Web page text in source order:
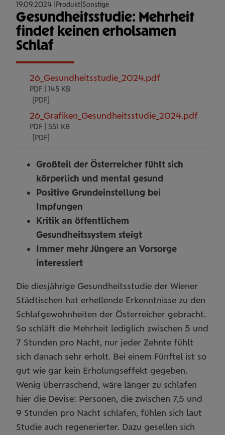
19.09.2024 Produkt Sonstige
Gesundheitsstudie: Mehrheit
findet keinen erholsamen
Schlaf
26_Gesundheitsstudie_2024.pdf
PDF | 145 KB
26_Grafiken_Gesundheitsstudie_2024.pdf
PDF | 551 KB
Großteil der Österreicher fühlt sich
körperlich und mental gesund
Positive Grundeinstellung bei
Impfungen
Kritik an öffentlichem
Gesundheitssystem steigt
Immer mehr Jüngere an Vorsorge
interessiert
Die diesjährige Gesundheitsstudie der Wiener
Städtischen hat erhellende Erkenntnisse zu den
Schlafgewohnheiten der Österreicher gebracht.
So schläft die Mehrheit lediglich zwischen 5 und
7 Stunden pro Nacht, nur jeder Zehnte fühlt
sich danach sehr erholt. Bei einem Fünftel ist so
gut wie gar kein Erholungseffekt gegeben.
Wenig überraschend, wäre länger zu schlafen
hier die Devise: Personen, die zwischen 7,5 und
9 Stunden pro Nacht schlafen, fühlen sich laut
Studie auch regenerierter. Dazu gesellen sich